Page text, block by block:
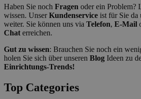
Haben Sie noch Fragen oder ein Problem?
wissen. UnserKundenservice ist für Sie da
weiter. Sie können uns via Telefon, E-Mail
Chat erreichen.
Gut zu wissen: Brauchen Sie noch ein
holen Sie sich über unseren Blog Ideen zu
Einrichtungs-Trends!
Top Categories